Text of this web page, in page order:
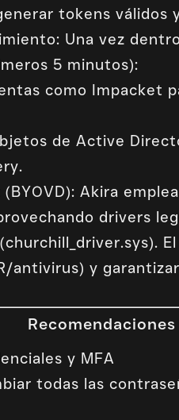
tokens válidos
Una vez
5 minutos):
como Impacket
de Active
Akira
drivers
antivirus) y
Recomendaciones
y MFA
todas las